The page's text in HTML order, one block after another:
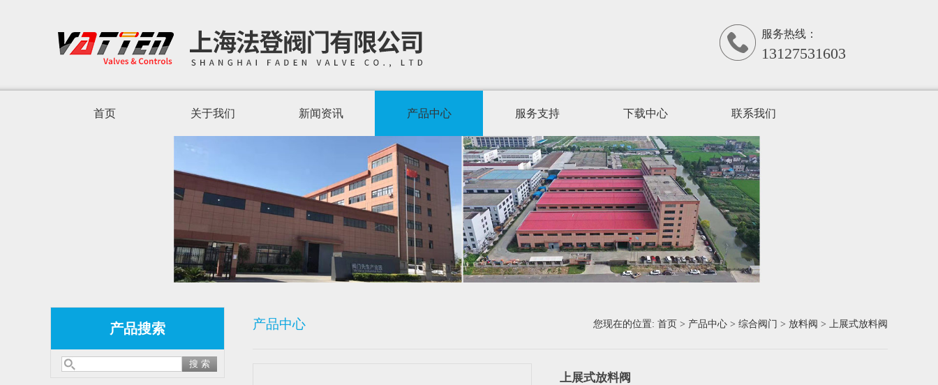
服务热线：
13127531603
首页 关于我们 新闻资讯 产品中心 服务支持 下载中心 联系我们
产品搜索 产品中心 您现在的位置: 首页 > 产品中心 > 综合阀门 > 放料阀 > 上展式放料阀
上展式放料阀